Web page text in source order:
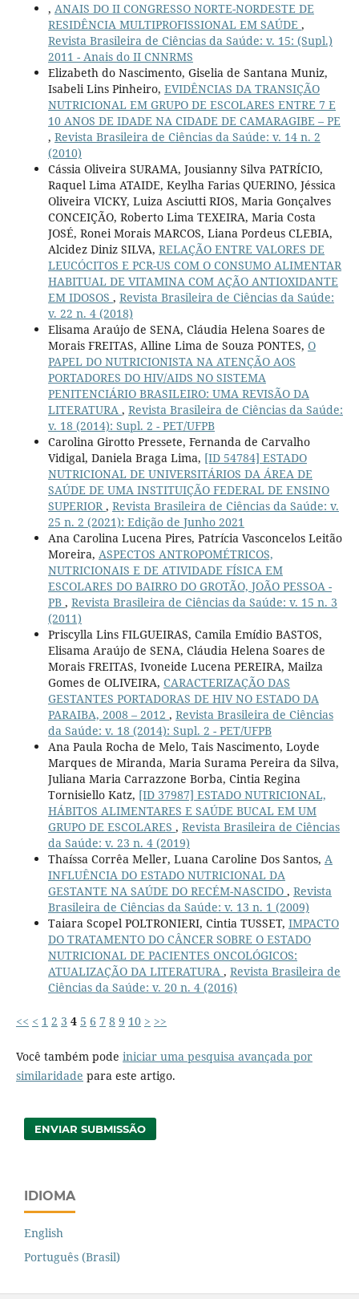
, ANAIS DO II CONGRESSO NORTE-NORDESTE DE
RESIDÊNCIA MULTIPROFISSIONAL EM SAÚDE ,
Revista Brasileira de Ciências da Saúde: v. 15: (Supl.)
2011 - Anais do II CNNRMS
Elizabeth do Nascimento, Giselia de Santana Muniz,
Isabeli Lins Pinheiro, EVIDÊNCIAS DA TRANSIÇÃO
NUTRICIONAL EM GRUPO DE ESCOLARES ENTRE 7 E
10 ANOS DE IDADE NA CIDADE DE CAMARAGIBE – PE
, Revista Brasileira de Ciências da Saúde: v. 14 n. 2
(2010)
Cássia Oliveira SURAMA, Jousianny Silva PATRÍCIO,
Raquel Lima ATAIDE, Keylha Farias QUERINO, Jéssica
Oliveira VICKY, Luiza Asciutti RIOS, Maria Gonçalves
CONCEIÇÃO, Roberto Lima TEXEIRA, Maria Costa
JOSÉ, Ronei Morais MARCOS, Liana Pordeus CLEBIA,
Alcidez Diniz SILVA, RELAÇÃO ENTRE VALORES DE
LEUCÓCITOS E PCR-US COM O CONSUMO ALIMENTAR
HABITUAL DE VITAMINA COM AÇÃO ANTIOXIDANTE
EM IDOSOS , Revista Brasileira de Ciências da Saúde:
v. 22 n. 4 (2018)
Elisama Araújo de SENA, Cláudia Helena Soares de
Morais FREITAS, Alline Lima de Souza PONTES, O
PAPEL DO NUTRICIONISTA NA ATENÇÃO AOS
PORTADORES DO HIV/AIDS NO SISTEMA
PENITENCIÁRIO BRASILEIRO: UMA REVISÃO DA
LITERATURA , Revista Brasileira de Ciências da Saúde:
v. 18 (2014): Supl. 2 - PET/UFPB
Carolina Girotto Pressete, Fernanda de Carvalho
Vidigal, Daniela Braga Lima, [ID 54784] ESTADO
NUTRICIONAL DE UNIVERSITÁRIOS DA ÁREA DE
SAÚDE DE UMA INSTITUIÇÃO FEDERAL DE ENSINO
SUPERIOR, Revista Brasileira de Ciências da Saúde: v.
25 n. 2 (2021): Edição de Junho 2021
Ana Carolina Lucena Pires, Patrícia Vasconcelos Leitão
Moreira, ASPECTOS ANTROPOMÉTRICOS,
NUTRICIONAIS E DE ATIVIDADE FÍSICA EM
ESCOLARES DO BAIRRO DO GROTÃO, JOÃO PESSOA -
PB , Revista Brasileira de Ciências da Saúde: v. 15 n. 3
(2011)
Priscylla Lins FILGUEIRAS, Camila Emídio BASTOS,
Elisama Araújo de SENA, Cláudia Helena Soares de
Morais FREITAS, Ivoneide Lucena PEREIRA, Mailza
Gomes de OLIVEIRA, CARACTERIZAÇÃO DAS
GESTANTES PORTADORAS DE HIV NO ESTADO DA
PARAIBA, 2008 – 2012 , Revista Brasileira de Ciências
da Saúde: v. 18 (2014): Supl. 2 - PET/UFPB
Ana Paula Rocha de Melo, Tais Nascimento, Loyde
Marques de Miranda, Maria Surama Pereira da Silva,
Juliana Maria Carrazzone Borba, Cintia Regina
Tornisiello Katz, [ID 37987] ESTADO NUTRICIONAL,
HÁBITOS ALIMENTARES E SAÚDE BUCAL EM UM
GRUPO DE ESCOLARES , Revista Brasileira de Ciências
da Saúde: v. 23 n. 4 (2019)
Thaíssa Corrêa Meller, Luana Caroline Dos Santos, A
INFLUÊNCIA DO ESTADO NUTRICIONAL DA
GESTANTE NA SAÚDE DO RECÉM-NASCIDO , Revista
Brasileira de Ciências da Saúde: v. 13 n. 1 (2009)
Taiara Scopel POLTRONIERI, Cintia TUSSET, IMPACTO
DO TRATAMENTO DO CÂNCER SOBRE O ESTADO
NUTRICIONAL DE PACIENTES ONCOLÓGICOS:
ATUALIZAÇÃO DA LITERATURA , Revista Brasileira de
Ciências da Saúde: v. 20 n. 4 (2016)
<< < 1 2 3 4 5 6 7 8 9 10 > >>
Você também pode iniciar uma pesquisa avançada por
similaridade para este artigo.
ENVIAR SUBMISSÃO
IDIOMA
English
Português (Brasil)